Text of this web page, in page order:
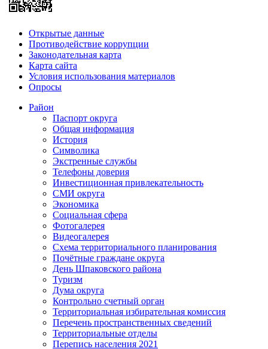
Открытые данные
Противодействие коррупции
Законодательная карта
Карта сайта
Условия использования материалов
Опросы
Район
Паспорт округа
Общая информация
История
Символика
Экстренные службы
Телефоны доверия
Инвестиционная привлекательность
СМИ округа
Экономика
Социальная сфера
Фотогалерея
Видеогалерея
Схема территориального планирования
Почётные граждане округа
День Шпаковского района
Туризм
Дума округа
Контрольно счетный орган
Территориальная избирательная комиссия
Перечень пространственных сведений
Территориальные отделы
Перепись населения 2021